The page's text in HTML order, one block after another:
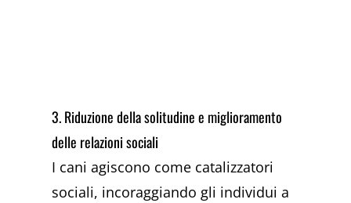
3. Riduzione della solitudine e miglioramento
delle relazioni sociali
I cani agiscono come catalizzatori
sociali, incoraggiando gli individui a